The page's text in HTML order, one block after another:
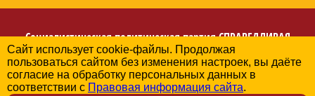
Социалистическая политическая партияСПРАВЕДЛИВАЯ
РОССИЯ
Региональное отделение партии в Чувашской Республике
© 2006-2026
Сайт использует cookie-файлы. Продолжая
пользоваться сайтом без изменения настроек, вы даёте
согласие на обработку персональных данных в
соответствии с Правовая информация сайта.